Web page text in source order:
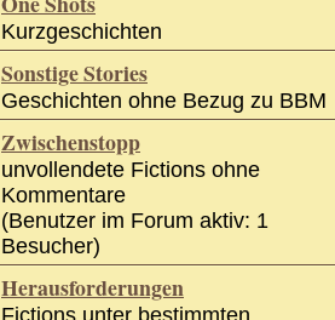
Kurzgeschichten
Sonstige Stories
Geschichten ohne Bezug zu BBM
Zwischenstopp
unvollendete Fictions ohne
Kommentare
(Benutzer im Forum aktiv: 1
Besucher)
Herausforderungen
Fictions unter bestimmten